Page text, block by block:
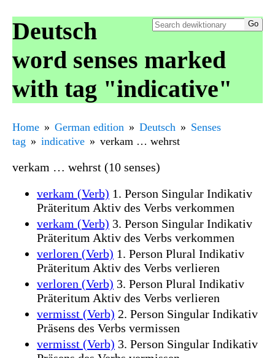
Deutsch
word senses marked
with tag "indicative"
Home German edition Deutsch
Senses
tag
indicative verkam … wehrst
verkam … wehrst (10 senses)
verkam (Verb) 1. Person Singular Indikativ
Präteritum Aktiv des Verbs verkommen
verkam (Verb) 3. Person Singular Indikativ
Präteritum Aktiv des Verbs verkommen
verloren (Verb) 1. Person Plural Indikativ
Präteritum Aktiv des Verbs verlieren
verloren (Verb) 3. Person Plural Indikativ
Präteritum Aktiv des Verbs verlieren
vermisst (Verb) 2. Person Singular Indikativ
Präsens des Verbs vermissen
vermisst (Verb) 3. Person Singular Indikativ